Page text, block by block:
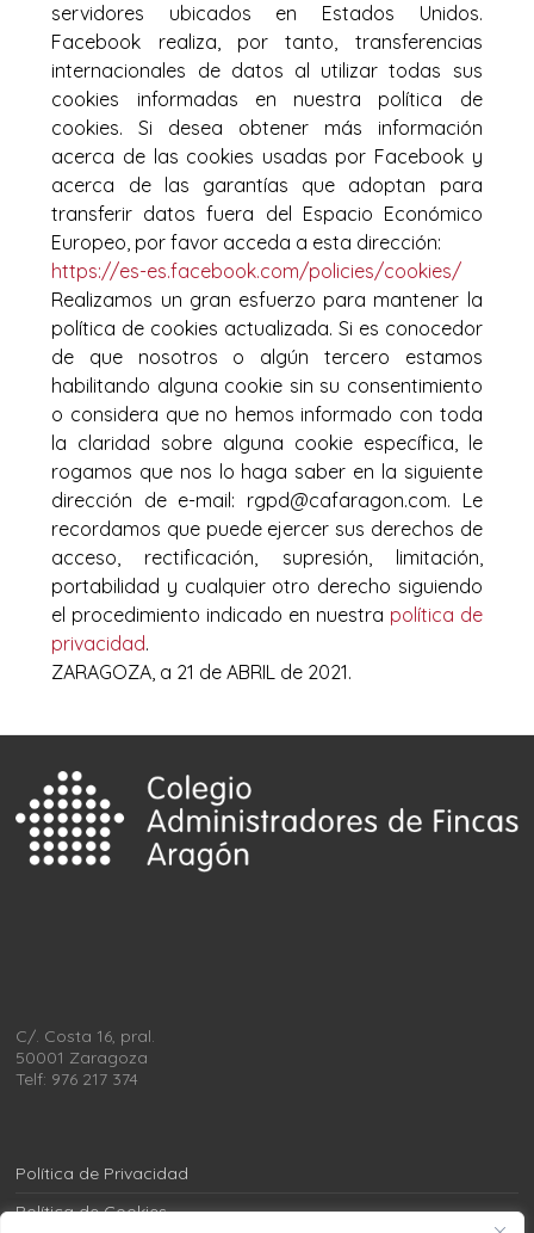
servidores ubicados en Estados Unidos.
Facebook realiza, por tanto, transferencias
internacionales de datos al utilizar todas sus
cookies informadas en nuestra política de
cookies. Si desea obtener más información
acerca de las cookies usadas por Facebook y
acerca de las garantías que adoptan para
transferir datos fuera del Espacio Económico
Europeo, por favor acceda a esta dirección:
https://es-es.facebook.com/policies/cookies/
Realizamos un gran esfuerzo para mantener la
política de cookies actualizada. Si es conocedor
de que nosotros o algún tercero estamos
habilitando alguna cookie sin su consentimiento
o considera que no hemos informado con toda
la claridad sobre alguna cookie específica, le
rogamos que nos lo haga saber en la siguiente
dirección de e-mail: rgpd@cafaragon.com. Le
recordamos que puede ejercer sus derechos de
acceso, rectificación, supresión, limitación,
portabilidad y cualquier otro derecho siguiendo
el procedimiento indicado en nuestra política de
privacidad.
ZARAGOZA, a 21 de ABRIL de 2021.
C/. Costa 16, pral.
50001 Zaragoza
Telf: 976 217 374
Política de Privacidad
Política de Cookies